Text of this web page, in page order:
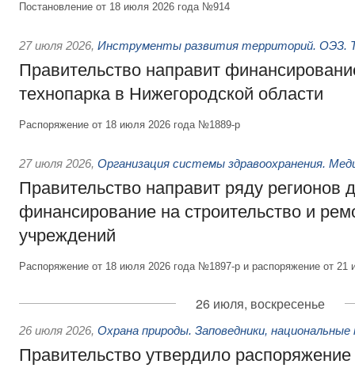
Постановление от 18 июля 2026 года №914
27 июля 2026, Инструменты развития территорий. ОЭЗ.
Правительство направит
технопарка в Нижегородской области
Распоряжение от 18 июля 2026 года №1889-р
27 июля 2026, Организация системы здравоохранения.
Правительство направит ряду регионов
финансирование на строительство и
учреждений
Распоряжение от 18 июля 2026 года №1897-р и распоряжение от
26 июля, воскресенье
26 июля 2026, Охрана природы. Заповедники, национальные
Правительство утвердило